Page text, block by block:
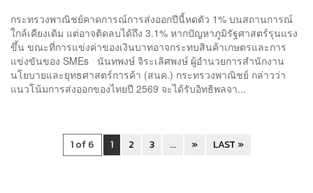
กระทรวงพาณิชย์คาดการณ์การส่งออกปีนี้หดตัว 1% บนสถานการณ์
ใกล้เคียงเดิม แต่อาจติดลบได้ถึง 3.1% หากปัญหาภูมิรัฐศาสตร์รุนแรง
ขึ้น ขณะที่การแข่งค่าของเงินบาทอาจกระทบสินค้าเกษตรและการ
แข่งขันของ SMEs นันทพงษ์ จิระเลิศพงษ์ ผู้อำนวยการสำนักงาน
นโยบายและยุทธศาสตร์การค้า (สนค.) กระทรวงพาณิชย์ กล่าวว่า
แนวโน้มการส่งออกของไทยปี 2569 จะได้รับอิทธิพลจา...
1 of 6 1 2 3 ... » LAST »